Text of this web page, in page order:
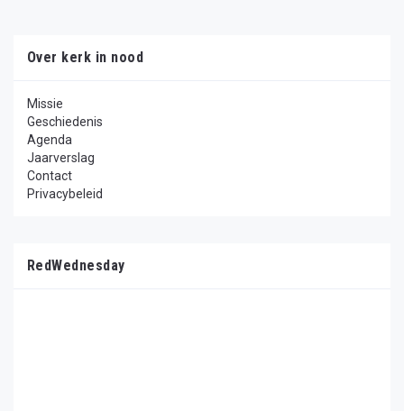
Over kerk in nood
Missie
Geschiedenis
Agenda
Jaarverslag
Contact
Privacybeleid
RedWednesday